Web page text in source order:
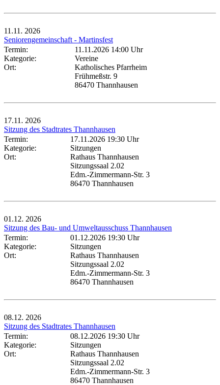
11.11. 2026
Seniorengemeinschaft - Martinsfest
Termin:
11.11.2026 14:00 Uhr
Kategorie:
Vereine
Ort:
Katholisches Pfarrheim
Frühmeßstr. 9
86470 Thannhausen
17.11. 2026
Sitzung des Stadtrates Thannhausen
Termin:
17.11.2026 19:30 Uhr
Kategorie:
Sitzungen
Ort:
Rathaus Thannhausen
Sitzungssaal 2.02
Edm.-Zimmermann-Str. 3
86470 Thannhausen
01.12. 2026
Sitzung des Bau- und Umweltausschuss Thannhausen
Termin:
01.12.2026 19:30 Uhr
Kategorie:
Sitzungen
Ort:
Rathaus Thannhausen
Sitzungssaal 2.02
Edm.-Zimmermann-Str. 3
86470 Thannhausen
08.12. 2026
Sitzung des Stadtrates Thannhausen
Termin:
08.12.2026 19:30 Uhr
Kategorie:
Sitzungen
Ort:
Rathaus Thannhausen
Sitzungssaal 2.02
Edm.-Zimmermann-Str. 3
86470 Thannhausen